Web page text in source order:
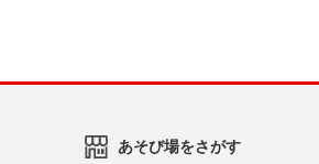
あそび場をさがす